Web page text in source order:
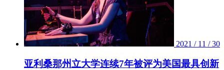
2021 / 11 / 30
亚利桑那州立大学连续7年被评为美国最具创新